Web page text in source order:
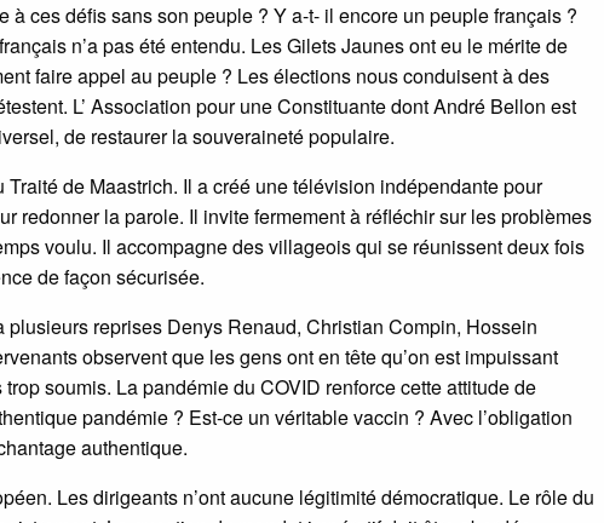
à ces défis sans son peuple ? Y a-t- il encore un peuple français ?
n’a pas été entendu. Les Gilets Jaunes ont eu le mérite de
faire appel au peuple ? Les élections nous conduisent à des
L’ Association pour une Constituante dont André Bellon est
de restaurer la souveraineté populaire.
de Maastrich. Il a créé une télévision indépendante pour
redonner la parole. Il invite fermement à réfléchir sur les problèmes
voulu. Il accompagne des villageois qui se réunissent deux fois
de façon sécurisée.
reprises Denys Renaud, Christian Compin, Hossein
observent que les gens ont en tête qu’on est impuissant
soumis. La pandémie du COVID renforce cette attitude de
pandémie ? Est-ce un véritable vaccin ? Avec l’obligation
authentique.
Les dirigeants n’ont aucune légitimité démocratique. Le rôle du